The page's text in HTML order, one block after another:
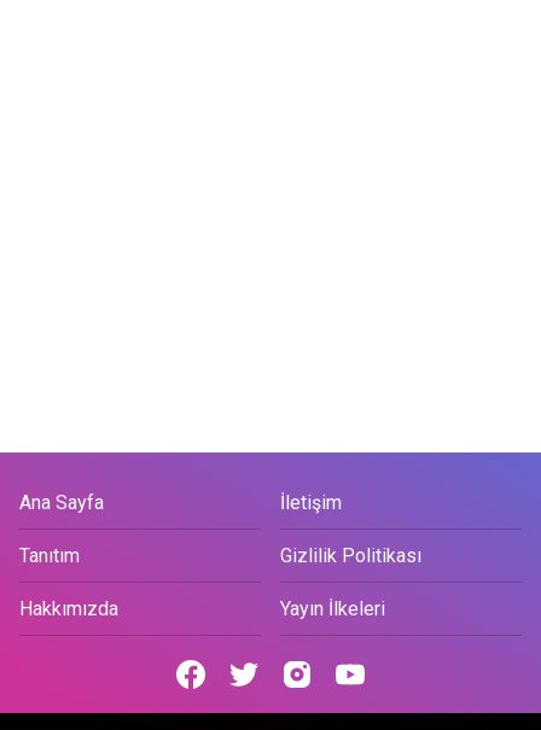
Ana Sayfa İletişim
Tanıtım Gizlilik Politikası
Hakkımızda Yayın İlkeleri